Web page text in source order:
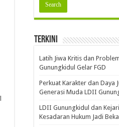
Terkini
Latih Jiwa Kritis dan
Gunungkidul Gelar FGD
Perkuat Karakter dan Daya
Generasi Muda LDII
LDII Gunungkidul dan
Kesadaran Hukum Jadi